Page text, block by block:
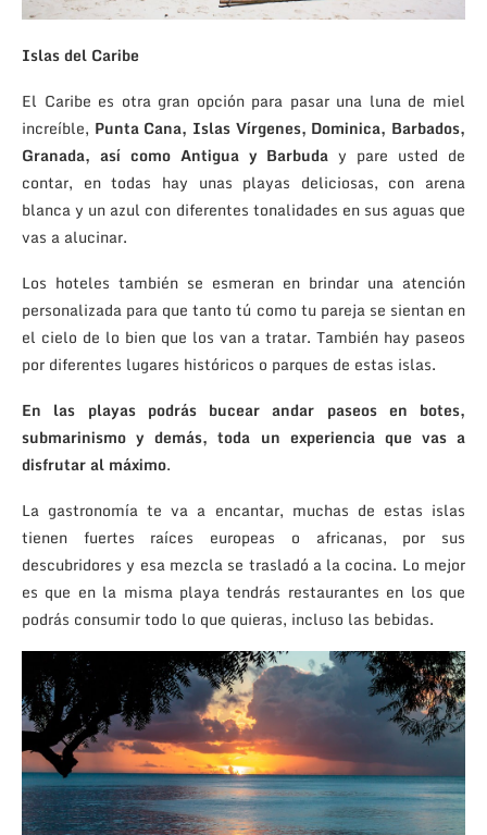
Islas del Caribe
El Caribe es otra gran opción para pasar una luna de miel
increíble, Punta Cana, Islas Vírgenes, Dominica, Barbados,
Granada, así como Antigua y Barbuda y pare usted de
contar, en todas hay unas playas deliciosas, con arena
blanca y un azul con diferentes tonalidades en sus aguas que
vas a alucinar.
Los hoteles también se esmeran en brindar una atención
personalizada para que tanto tú como tu pareja se sientan en
el cielo de lo bien que los van a tratar. También hay paseos
por diferentes lugares históricos o parques de estas islas.
En las playas podrás bucear andar paseos en botes,
submarinismo y demás, toda un experiencia que vas a
disfrutar al máximo.
La gastronomía te va a encantar, muchas de estas islas
tienen fuertes raíces europeas o africanas, por sus
descubridores y esa mezcla se trasladó a la cocina. Lo mejor
es que en la misma playa tendrás restaurantes en los que
podrás consumir todo lo que quieras, incluso las bebidas.